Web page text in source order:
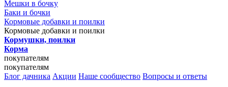
Мешки в бочку
Баки и бочки
Кормовые добавки и поилки
Кормовые добавки и поилки
Кормушки, поилки
Корма
покупателям
покупателям
Блог дачника Акции Наше сообщество Вопросы и ответы